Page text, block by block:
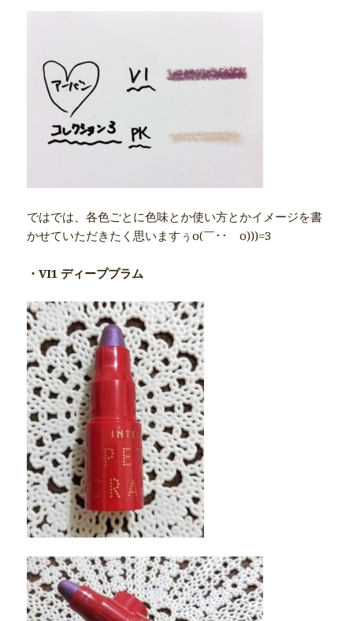
ではでは、各色ごとに色味とか使い方とかイメージを書
かせていただきたく思いますぅo(￣･･￣o)))=3
・VI1 ディーププラム